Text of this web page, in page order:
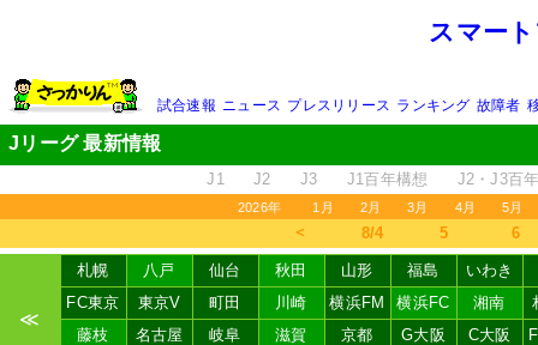
スマー
試合速報 ニュース プレスリリース ランキング 故障者
Jリーグ 最新情報
J1 J2 J3 J1百年構想 J2・J3百
2026年 1月 2月 3月 4月 5月
＜ 8/4 5 6
≪
札幌 八戸 仙台 秋田 山形 福島
いわき
FC東京
東京V 町田 川崎 横浜FM 横浜FC 湘南
藤枝
名古屋 岐阜 滋賀 京都 G大阪 C大阪